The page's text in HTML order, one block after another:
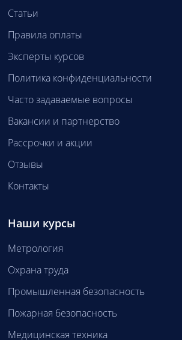
Статьи
Правила оплаты
Эксперты курсов
Политика конфиденциальности
Часто задаваемые вопросы
Вакансии и партнерство
Рассрочки и акции
Отзывы
Контакты
Наши курсы
Метрология
Охрана труда
Промышленная безопасность
Пожарная безопасность
Медицинская техника